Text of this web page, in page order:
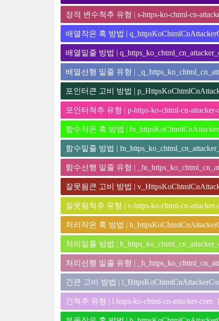
정적 변수척추 유형 | s-https-ko-chtml-cn-
배열작은 혹 방법 |
배열밑줄 방법 |
배열선행 밑줄 유형 |
포인터큰 고비 방법 |
포인터척추 유형 | p-https-ko-chtml-cn-attacker-
함수작은 혹 방법 |
함수밑줄 방법 |
함수선행 밑줄 유형 |
잘못됨큰 고비 방법 |
잘못됨척추 유형 | v-https-ko-chtml-cn-attacker-
처리작은 혹 방법 |
처리밑줄 방법 |
처리선행 밑줄 유형 |
긴큰 고비 방법 |
긴척추 유형 | l-https-ko-chtml-cn-attacker-com